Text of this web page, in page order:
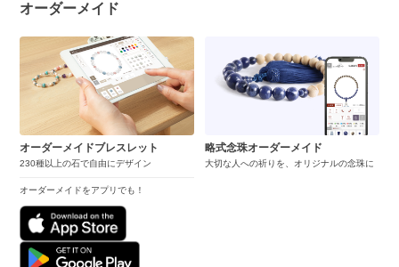
オーダーメイド
オーダーメイドブレスレット
230種以上の石で自由にデザイン
オーダーメイドをアプリでも！
略式念珠オーダーメイド
大切な人への祈りを、オリジナルの念珠に